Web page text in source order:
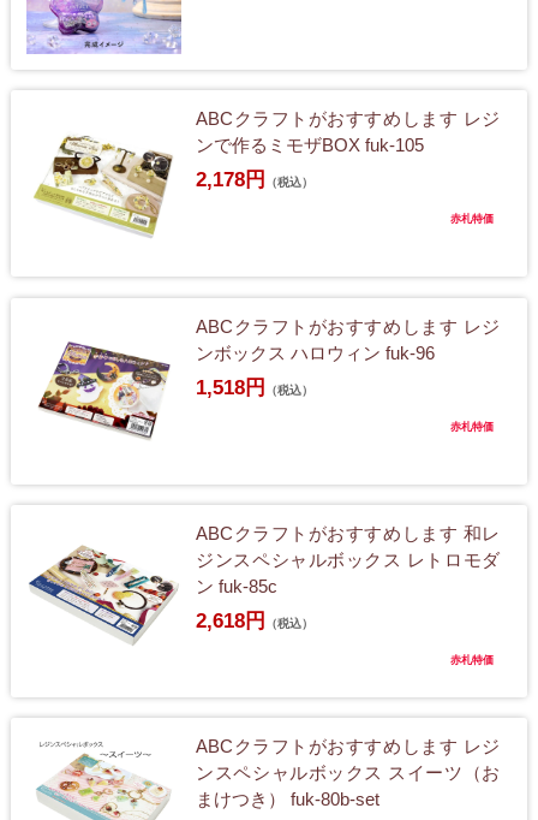
ABCクラフトがおすすめします レジ
ンで作るミモザBOX fuk-105
2,178円 （税込）
赤札特価
ABCクラフトがおすすめします レジ
ンボックス ハロウィン fuk-96
1,518円 （税込）
赤札特価
ABCクラフトがおすすめします 和レ
ジンスペシャルボックス レトロモダ
ン fuk-85c
2,618円 （税込）
赤札特価
ABCクラフトがおすすめします レジ
ンスペシャルボックス スイーツ（お
まけつき） fuk-80b-set